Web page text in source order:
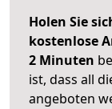
Holen Sie
kostenlose
2 Minuten
ist, dass all
angeboten